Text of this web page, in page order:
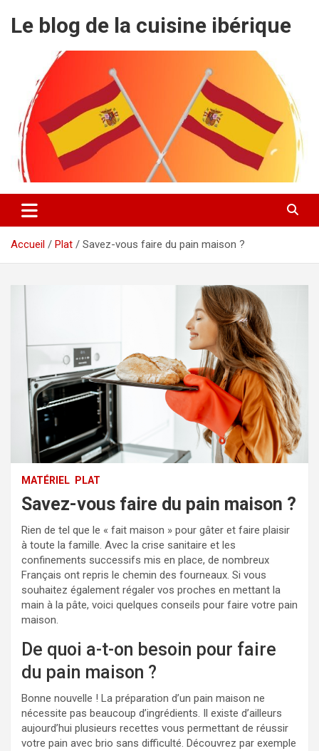
contenu
Le blog de la cuisine ibérique
Accueil Plat Savez-vous faire du pain maison ?
MATÉRIEL PLAT
Savez-vous faire du pain maison ?
Rien de tel que le « fait maison » pour gâter et faire plaisir
à toute la famille. Avec la crise sanitaire et les
confinements successifs mis en place, de nombreux
Français ont repris le chemin des fourneaux. Si vous
souhaitez également régaler vos proches en mettant la
main à la pâte, voici quelques conseils pour faire votre pain
maison.
De quoi a-t-on besoin pour faire
du pain maison ?
Bonne nouvelle ! La préparation d’un pain maison ne
nécessite pas beaucoup d’ingrédients. Il existe d’ailleurs
aujourd’hui plusieurs recettes vous permettant de réussir
votre pain avec brio sans difficulté. Découvrez par exemple